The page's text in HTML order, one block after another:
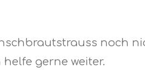
noch
gerne weiter.